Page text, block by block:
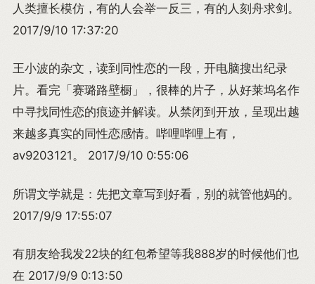
人类擅长模仿，有的人会举一反三，有的人刻舟求剑。
2017/9/10 17:37:20
王小波的杂文，读到同性恋的一段，开电脑搜出纪录
片。看完「赛璐路壁橱」，很棒的片子，从好莱坞名作
中寻找同性恋的痕迹并解读。从禁闭到开放，呈现出越
来越多真实的同性恋感情。哔哩哔哩上有，
av9203121。 2017/9/10 0:55:06
所谓文学就是：先把文章写到好看，别的就管他妈的。
2017/9/9 17:55:07
有朋友给我发22块的红包希望等我888岁的时候他们也
在 2017/9/9 0:13:50